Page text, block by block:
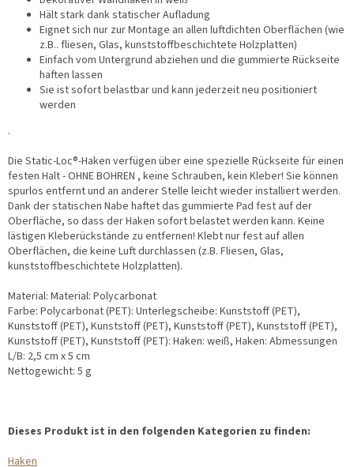
Hält stark dank statischer Aufladung
Eignet sich nur zur Montage an allen luftdichten Oberflächen (wie
z.B.. fliesen, Glas, kunststoffbeschichtete Holzplatten)
Einfach vom Untergrund abziehen und die gummierte Rückseite
haften lassen
Sie ist sofort belastbar und kann jederzeit neu positioniert
werden
.
Die Static-Loc®-Haken verfügen über eine spezielle Rückseite für einen
festen Halt - OHNE BOHREN , keine Schrauben, kein Kleber! Sie können
spurlos entfernt und an anderer Stelle leicht wieder installiert werden.
Dank der statischen Nabe haftet das gummierte Pad fest auf der
Oberfläche, so dass der Haken sofort belastet werden kann. Keine
lästigen Kleberückstände zu entfernen! Klebt nur fest auf allen
Oberflächen, die keine Luft durchlassen (z.B. Fliesen, Glas,
kunststoffbeschichtete Holzplatten).
Material: Material: Polycarbonat
Farbe: Polycarbonat (PET): Unterlegscheibe: Kunststoff (PET),
Kunststoff (PET), Kunststoff (PET), Kunststoff (PET), Kunststoff (PET),
Kunststoff (PET), Kunststoff (PET): Haken: weiß, Haken: Abmessungen
L/B: 2,5 cm x 5 cm
Nettogewicht: 5 g
Dieses Produkt ist in den folgenden Kategorien zu finden:
Haken